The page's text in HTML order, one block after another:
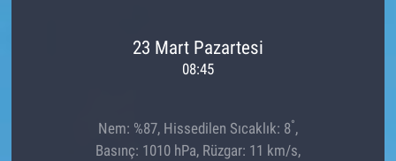
23 Mart Pazartesi
08:45
Nem: %87, Hissedilen Sıcaklık: 8°,
Basınç: 1010 hPa, Rüzgar: 11 km/s,